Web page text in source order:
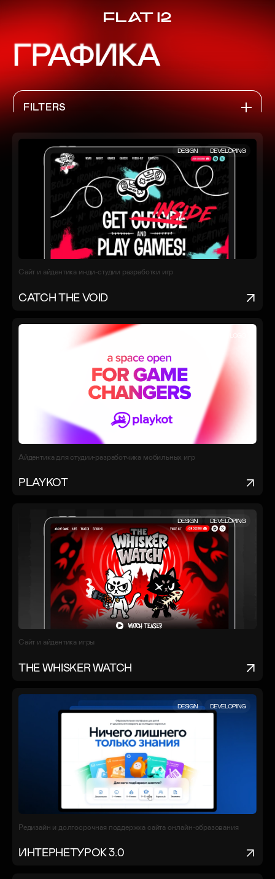
ГРАФИКА
FILTERS
САЙТЫ
ГРАФИКА
ПРИЛОЖЕНИЯ
DESIGN DEVELOPING
Сайт и айдентика инди-студии разработки игр
CATCH THE VOID
Айдентика для студии-разработчика мобильных игр
PLAYKOT
DESIGN DEVELOPING
Сайт и айдентика игры
THE WHISKER WATCH
DESIGN DEVELOPING
Редизайн и долгосрочная поддержка сайта онлайн-образования
ИНТЕРНЕТУРОК 3.0